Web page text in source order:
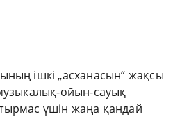
ішкі „асханасын“ жақсы
ойын-сауық
үшін жаңа қандай